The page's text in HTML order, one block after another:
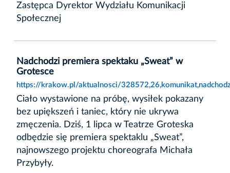
Zastępca Dyrektor Wydziału Komunikacji
Społecznej
Nadchodzi premiera spektaku „Sweat” w
Grotesce
https://krakow.pl/aktualnosci/
Ciało wystawione na próbę, wysiłek pokazany
bez upiększeń i taniec, który nie ukrywa
zmęczenia. Dziś, 1 lipca w Teatrze Groteska
odbędzie się premiera spektaklu „Sweat”,
najnowszego projektu choreografa Michała
Przybyły.